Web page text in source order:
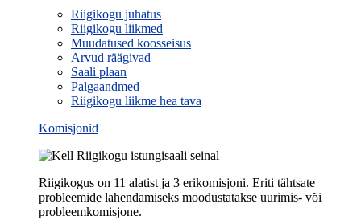
Riigikogu juhatus
Riigikogu liikmed
Muudatused koosseisus
Arvud räägivad
Saali plaan
Palgaandmed
Riigikogu liikme hea tava
Komisjonid
Riigikogus on 11 alatist ja 3 erikomisjoni. Eriti tähtsate
probleemide lahendamiseks moodustatakse uurimis- või
probleemkomisjone.